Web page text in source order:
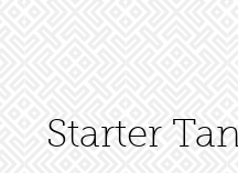
Starter